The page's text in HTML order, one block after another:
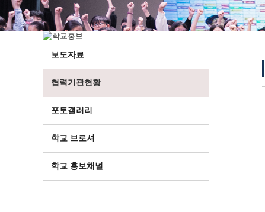
전경사진
보도자료
협력기관현황
포토갤러리
학교 브로셔
학교 홍보채널